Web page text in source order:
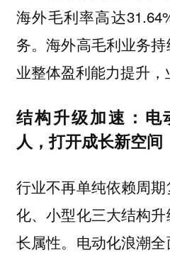
海外毛利率高达
务。海外高毛利业务
业整体盈利能力提升，
结构升级加速：电
人，打开成长新空间
行业不再单纯依赖周
化、小型化三大结构
长属性。电动化浪潮